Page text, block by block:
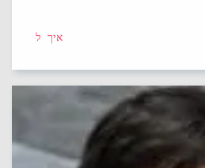
איך ל